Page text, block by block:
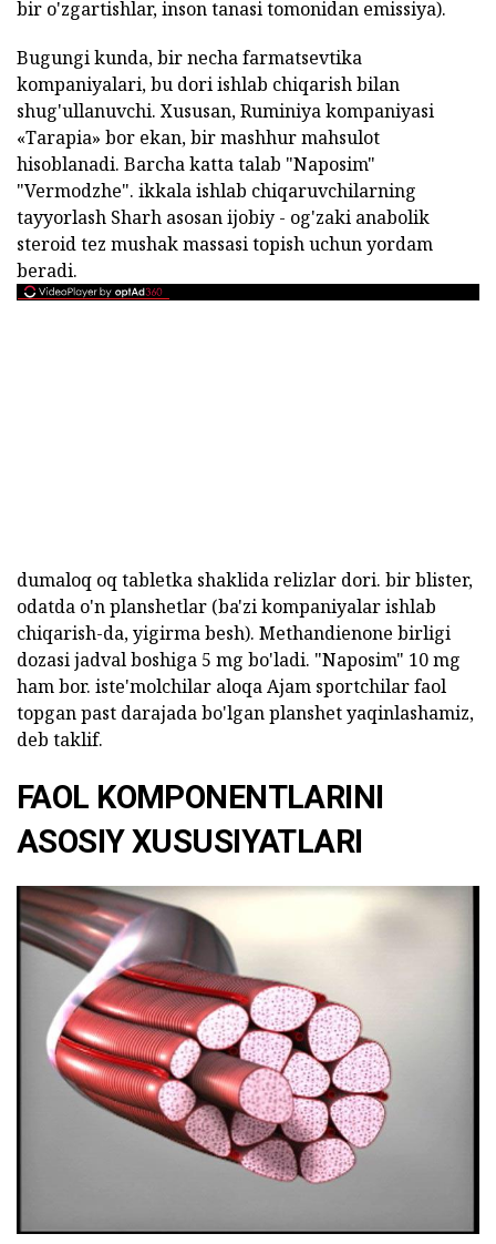
bir o'zgartishlar, inson tanasi tomonidan emissiya).
Bugungi kunda, bir necha farmatsevtika
kompaniyalari, bu dori ishlab chiqarish bilan
shug'ullanuvchi. Xususan, Ruminiya kompaniyasi
«Tarapia» bor ekan, bir mashhur mahsulot
hisoblanadi. Barcha katta talab "Naposim"
"Vermodzhe". ikkala ishlab chiqaruvchilarning
tayyorlash Sharh asosan ijobiy - og'zaki anabolik
steroid tez mushak massasi topish uchun yordam
beradi.
dumaloq oq tabletka shaklida relizlar dori. bir blister,
odatda o'n planshetlar (ba'zi kompaniyalar ishlab
chiqarish-da, yigirma besh). Methandienone birligi
dozasi jadval boshiga 5 mg bo'ladi. "Naposim" 10 mg
ham bor. iste'molchilar aloqa Ajam sportchilar faol
topgan past darajada bo'lgan planshet yaqinlashamiz,
deb taklif.
FAOL KOMPONENTLARINI
ASOSIY XUSUSIYATLARI